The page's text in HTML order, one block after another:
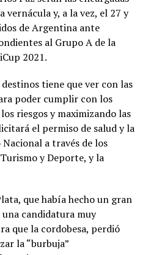
vernácula y, a la vez, el 27 y
de Argentina ante
al Grupo A de la
2021.
tiene que ver con las
poder cumplir con los
riesgos y maximizando las
el permiso de salud y la
a través de los
y Deporte, y la
que había hecho un gran
candidatura muy
que la cordobesa, perdió
la “burbuja”